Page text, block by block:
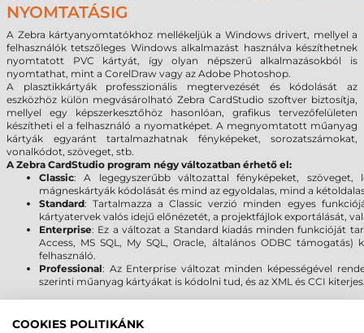
NYOMTATÁSIG
A Zebra kártyanyomtatókhoz mellékeljük a Windows drivert, mellyel a
felhasználók tetszőleges Windows alkalmazást használva készíthetnek
nyomtatott PVC kártyát, így olyan népszerű alkalmazásokból is
nyomtathat, mint a CorelDraw vagy az Adobe Photoshop.
A plasztikkártyák professzionális megtervezését és kódolását az
eszközhöz külön megvásárolható Zebra CardStudio szoftver biztosítja,
mellyel egy képszerkesztőhöz hasonlóan, grafikus tervezőfelületen
készítheti el a felhasználó a nyomatképet. A megnyomtatott műanyag
kártyák egyaránt tartalmazhatnak fényképeket, sorozatszámokat,
vonalkódot, szöveget, stb.
A Zebra CardStudio program négy változatban érhető el:
Classic: A legegyszerűbb változattal fényképeket,
mágneskártyák kódolását és mind az egyoldalas, mind a
Standard: Tartalmazza a Classic verzió minden egyes
kártyatervek valós idejű előnézetét, a projektfájlok exportálását,
Enterprise: Ez a változat a Standard kiadás minden funkcióját
Access, MS SQL, My SQL, Oracle, általános ODBC
felhasználó.
Professional: Az Enterprise változat minden képességével
szerinti műanyag kártyákat is kódolni tud, és az XML és CCI
TISZTÍTÁS, KARBANTARTÁS
COOKIES POLITIKÁNK